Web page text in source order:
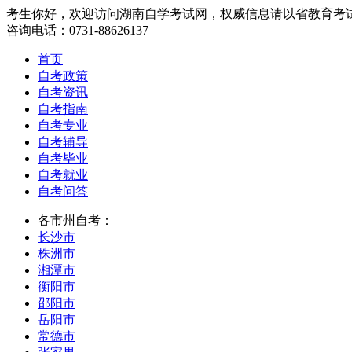
考生你好，欢迎访问湖南自学考试网，权威信息请以省教育考
咨询电话：0731-88626137
首页
自考政策
自考资讯
自考指南
自考专业
自考辅导
自考毕业
自考就业
自考问答
各市州自考：
长沙市
株洲市
湘潭市
衡阳市
邵阳市
岳阳市
常德市